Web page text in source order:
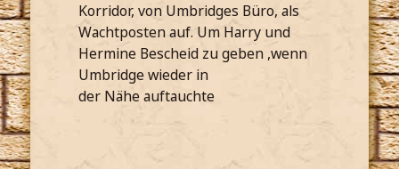
Korridor, von Umbridges Büro, als
Wachtposten auf. Um Harry und
Hermine Bescheid zu geben ,wenn
Umbridge wieder in
der Nähe auftauchte